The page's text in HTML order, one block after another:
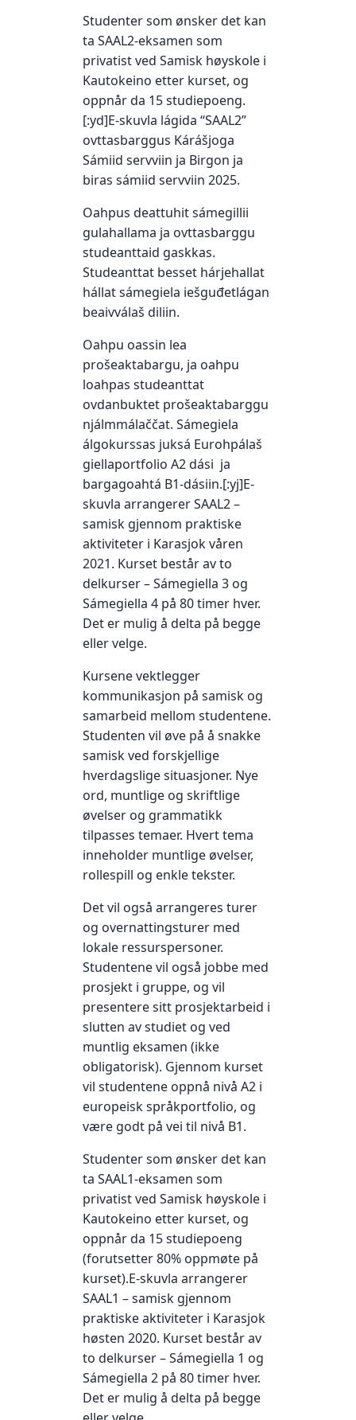
Studenter som ønsker det kan
ta SAAL2-eksamen som
privatist ved Samisk høyskole i
Kautokeino etter kurset, og
oppnår da 15 studiepoeng.
[:yd]E-skuvla lágida “SAAL2”
ovttasbarggus Kárášjoga
Sámiid servviin ja Birgon ja
biras sámiid servviin 2025.
Oahpus deattuhit sámegillii
gulahallama ja ovttasbarggu
studeanttaid gaskkas.
Studeanttat besset hárjehallat
hállat sámegiela iešguđetlágan
beaivválaš diliin.
Oahpu oassin lea
prošeaktabargu, ja oahpu
loahpas studeanttat
ovdanbuktet prošeaktabarggu
njálmmálaččat. Sámegiela
álgokurssas juksá Eurohpálaš
giellaportfolio A2 dási ja
bargagoahtá B1-dásiin.[:yj]E-
skuvla arrangerer SAAL2 –
samisk gjennom praktiske
aktiviteter i Karasjok våren
2021. Kurset består av to
delkurser – Sámegiella 3 og
Sámegiella 4 på 80 timer hver.
Det er mulig å delta på begge
eller velge.
Kursene vektlegger
kommunikasjon på samisk og
samarbeid mellom studentene.
Studenten vil øve på å snakke
samisk ved forskjellige
hverdagslige situasjoner. Nye
ord, muntlige og skriftlige
øvelser og grammatikk
tilpasses temaer. Hvert tema
inneholder muntlige øvelser,
rollespill og enkle tekster.
Det vil også arrangeres turer
og overnattingsturer med
lokale ressurspersoner.
Studentene vil også jobbe med
prosjekt i gruppe, og vil
presentere sitt prosjektarbeid i
slutten av studiet og ved
muntlig eksamen (ikke
obligatorisk). Gjennom kurset
vil studentene oppnå nivå A2 i
europeisk språkportfolio, og
være godt på vei til nivå B1.
Studenter som ønsker det kan
ta SAAL1-eksamen som
privatist ved Samisk høyskole i
Kautokeino etter kurset, og
oppnår da 15 studiepoeng
(forutsetter 80% oppmøte på
kurset).E-skuvla arrangerer
SAAL1 – samisk gjennom
praktiske aktiviteter i Karasjok
høsten 2020. Kurset består av
to delkurser – Sámegiella 1 og
Sámegiella 2 på 80 timer hver.
Det er mulig å delta på begge